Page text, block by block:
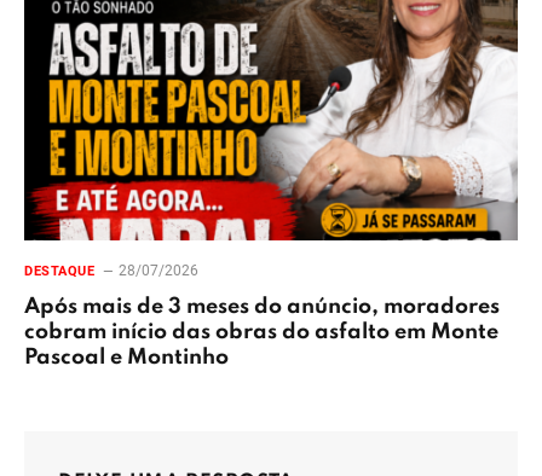
DESTAQUE 28/07/2026
Após mais de 3 meses do anúncio, moradores
cobram início das obras do asfalto em Monte
Pascoal e Montinho